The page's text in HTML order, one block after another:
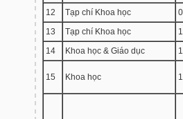
12 Tạp chí Khoa học
13
Tạp chí Khoa học
14
Khoa học & Giáo dục
15 Khoa học